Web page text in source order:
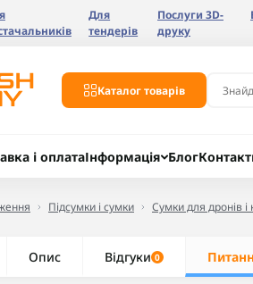
Для
тендерів
Послуги 3D-
друку
Каталог товарів
і оплатаІнформація Блог
Підсумки і сумки Сумки для дронів і
Опис Відгуки 0